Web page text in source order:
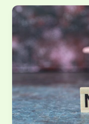
QUE
O
NATAL
REALMENTE
CELEBRA?